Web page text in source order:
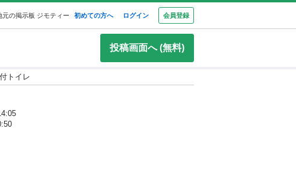
元の掲示板 ジモティー 初めての方へ ログイン 会員登録
投稿画面へ (無料)
トイレ